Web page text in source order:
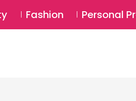
Login ⚲
Fashion Personal